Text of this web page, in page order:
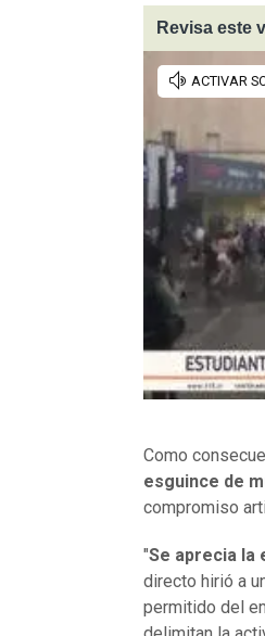
Revisa este
Como
esguince de
compromiso
"Se aprecia la
directo hirió a
permitido del